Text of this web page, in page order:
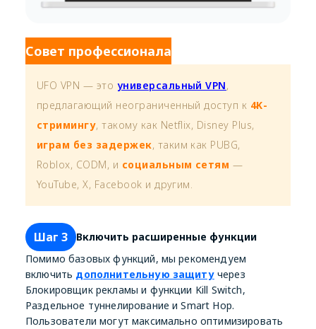
Совет профессионала
UFO VPN — это универсальный VPN,
предлагающий неограниченный доступ к 4K-
стримингу, такому как Netflix, Disney Plus,
играм без задержек, таким как PUBG,
Roblox, CODM, и социальным сетям —
YouTube, X, Facebook и другим.
Шаг 3
Включить расширенные функции
Помимо базовых функций, мы рекомендуем
включить дополнительную защитучерез
Блокировщик рекламы и функции Kill Switch,
Раздельное туннелирование и Smart Hop.
Пользователи могут максимально оптимизировать